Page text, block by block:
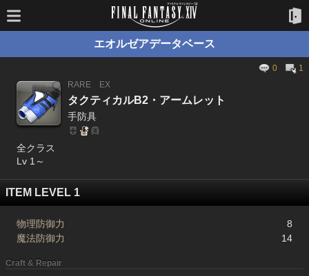
エオルゼアデータベース
0
1
RARE
EX
タクティカルB2・アームレット
手防具
全クラス
Lv 1～
ITEM LEVEL 1
物理防御力
8
魔法防御力
14
Craft & Repair